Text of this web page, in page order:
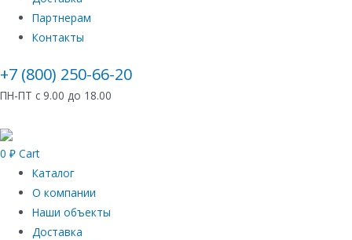
Партнерам
Контакты
+7 (800) 250-66-20
ПН-ПТ с 9.00 до 18.00
0 ₽ Cart
Каталог
О компании
Наши объекты
Доставка